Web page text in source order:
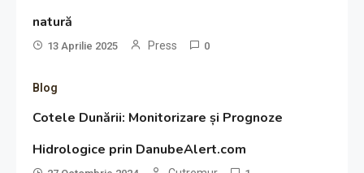
natură
13 Aprilie 2025 Press 0
Blog
Cotele Dunării: Monitorizare și Prognoze
Hidrologice prin DanubeAlert.com